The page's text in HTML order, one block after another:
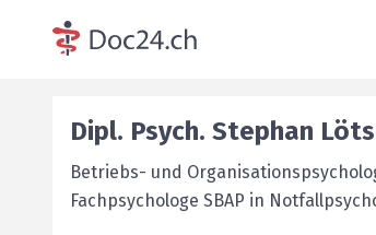
Dipl. Psych. Stephan
Betriebs- und
Fachpsychologe SBAP in